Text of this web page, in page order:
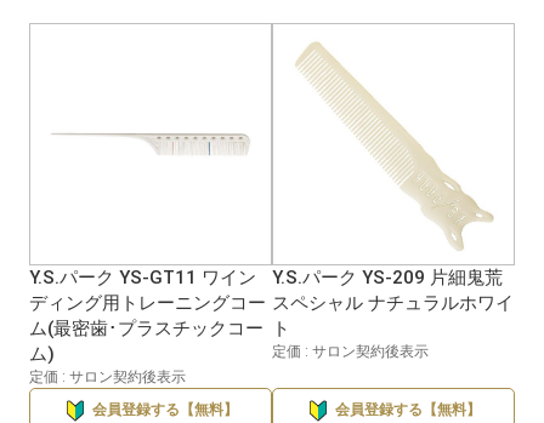
Y.S.パーク YS-GT11 ワイン
ディング用トレーニングコー
ム(最密歯･プラスチックコー
ム)
定価 : サロン契約後表示
会員登録する【無料】
Y.S.パーク YS-209 片細鬼荒
スペシャル ナチュラルホワイ
ト
定価 : サロン契約後表示
会員登録する【無料】